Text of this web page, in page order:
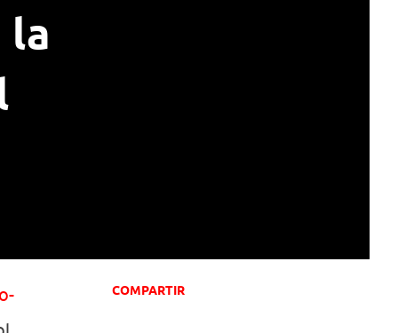
la
COMPARTIR